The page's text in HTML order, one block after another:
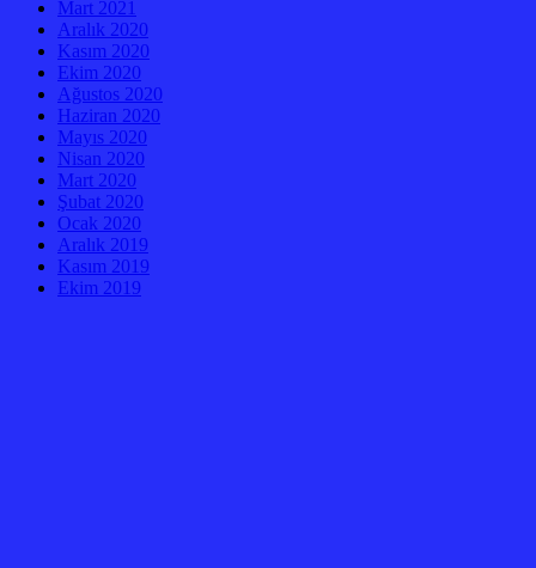
Mart 2021
Aralık 2020
Kasım 2020
Ekim 2020
Ağustos 2020
Haziran 2020
Mayıs 2020
Nisan 2020
Mart 2020
Şubat 2020
Ocak 2020
Aralık 2019
Kasım 2019
Ekim 2019